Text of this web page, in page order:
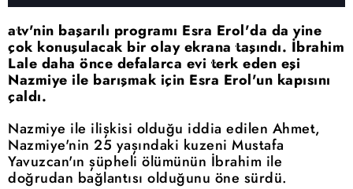
atv'nin başarılı programı Esra Erol'da da yine
çok konuşulacak bir olay ekrana taşındı. İbrahim
Lale daha önce defalarca evi terk eden eşi
Nazmiye ile barışmak için Esra Erol'un kapısını
çaldı.
Nazmiye ile ilişkisi olduğu iddia edilen Ahmet,
Nazmiye'nin 25 yaşındaki kuzeni Mustafa
Yavuzcan'ın şüpheli ölümünün İbrahim ile
doğrudan bağlantısı olduğunu öne sürdü.